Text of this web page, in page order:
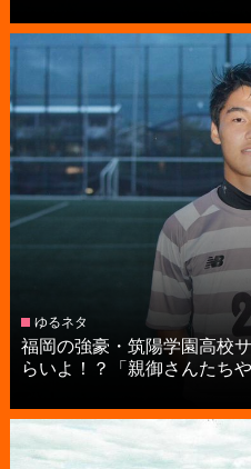
ゆるネタ
福岡の強豪・筑陽学園高校
らいよ！？「親御さんたち